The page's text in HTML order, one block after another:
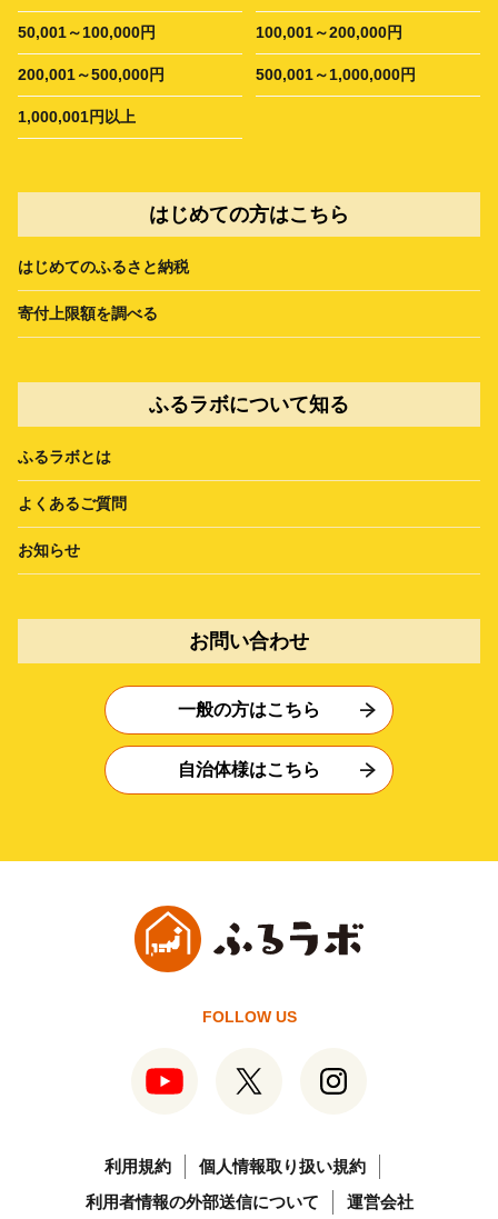
50,001～100,000円 100,001～200,000円
200,001～500,000円 500,001～1,000,000円
1,000,001円以上
はじめての方はこちら
はじめてのふるさと納税
寄付上限額を調べる
ふるラボについて知る
ふるラボとは
よくあるご質問
お知らせ
お問い合わせ
一般の方はこちら
自治体様はこちら
FOLLOW US
利用規約
個人情報取り扱い規約
利用者情報の外部送信について
運営会社